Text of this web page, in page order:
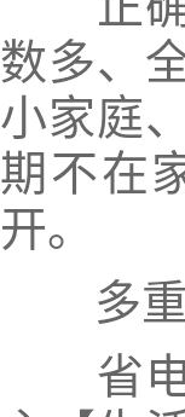
数多、
小家庭
期不在
开。
多重
省电